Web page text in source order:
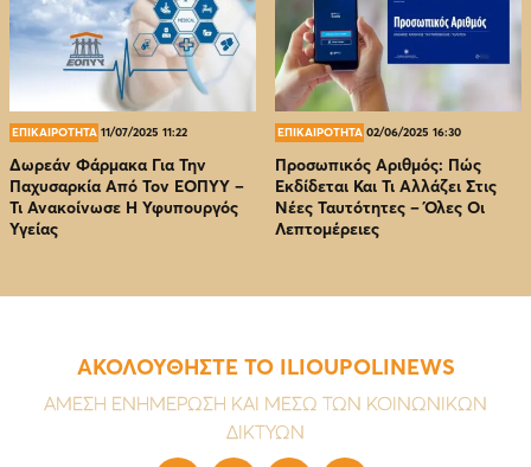
ΕΠΙΚΑΙΡΟΤΗΤΑ 11/07/2025 11:22
Δωρεάν Φάρμακα Για Την
Παχυσαρκία Από Τον EOΠΥΥ –
Τι Ανακοίνωσε Η Υφυπουργός
Υγείας
ΕΠΙΚΑΙΡΟΤΗΤΑ 02/06/2025 16:30
Προσωπικός Αριθμός: Πώς
Εκδίδεται Και Τι Αλλάζει Στις
Νέες Ταυτότητες – Όλες Οι
Λεπτομέρειες
ΑΚΟΛΟΥΘΗΣΤΕ ΤΟ ILIOUPOLINEWS
ΑΜΕΣΗ ΕΝΗΜΕΡΩΣΗ ΚΑΙ ΜΕΣΩ ΤΩΝ ΚΟΙΝΩΝΙΚΩΝ
ΔΙΚΤΥΩΝ